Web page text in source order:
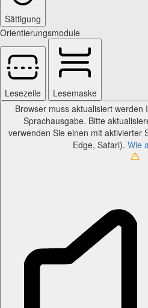
Sättigung
Orientierungsmodule
Lesezeile
Lesemaske
Browser muss aktualisiert werden
Sprachausgabe. Bitte
verwenden Sie einen mit aktivierter
Edge, Safari). Wie